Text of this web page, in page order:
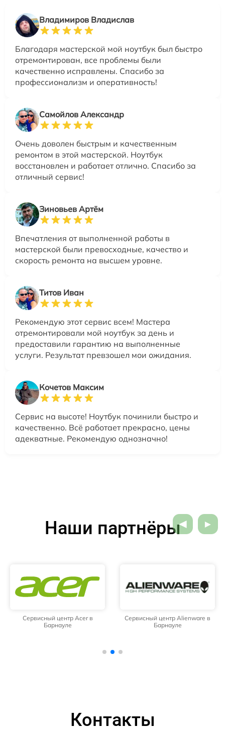
Владимиров Владислав
Благодаря мастерской мой ноутбук был быстро
отремонтирован, все проблемы были
качественно исправлены. Спасибо за
профессионализм и оперативность!
Самойлов Александр
Очень доволен быстрым и качественным
ремонтом в этой мастерской. Ноутбук
восстановлен и работает отлично. Спасибо за
отличный сервис!
Зиновьев Артём
Впечатления от выполненной работы в
мастерской были превосходные, качество и
скорость ремонта на высшем уровне.
Титов Иван
Рекомендую этот сервис всем! Мастера
отремонтировали мой ноутбук за день и
предоставили гарантию на выполненные
услуги. Результат превзошел мои ожидания.
Кочетов Максим
Сервис на высоте! Ноутбук починили быстро и
качественно. Всё работает прекрасно, цены
адекватные. Рекомендую однозначно!
Наши партнёры
Сервисный центр Acer в
Барнауле
Сервисный центр Alienware в
Барнауле
Контакты